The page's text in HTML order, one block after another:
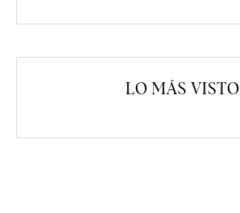
LO MÁS VISTO